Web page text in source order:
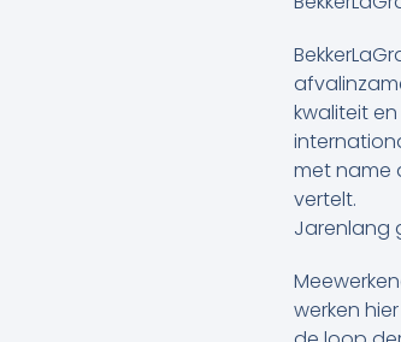
kwaliteit
met name
vertelt.
Jarenlang
werken